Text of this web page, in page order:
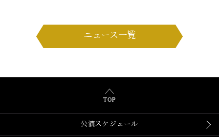
ニュース一覧
TOP
公演スケジュール